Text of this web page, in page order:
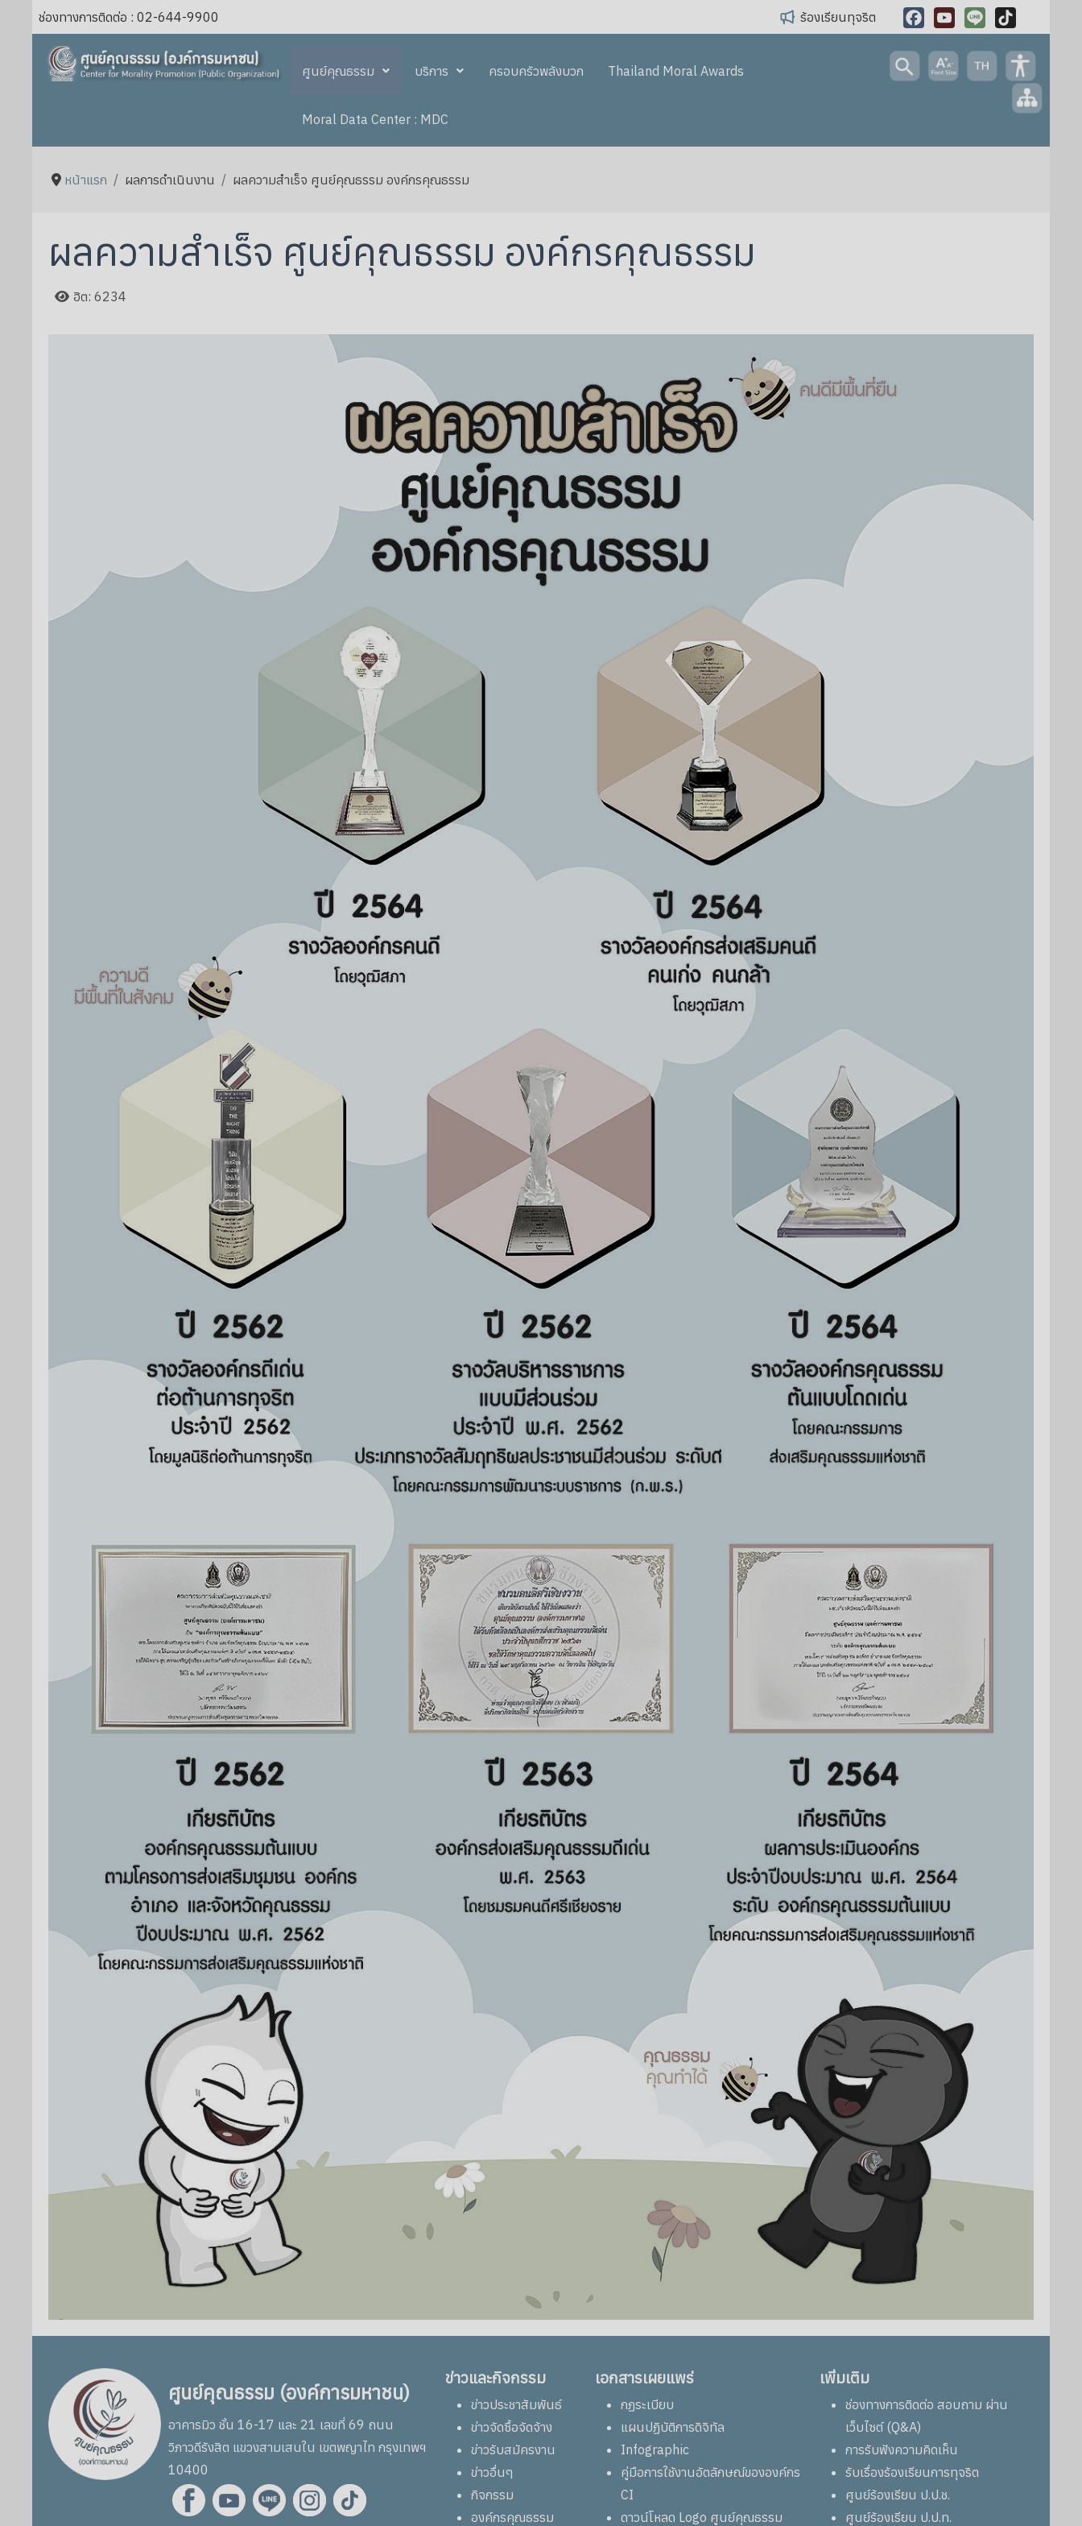
ช่องทางการติดต่อ : 02-644-9900
ร้องเรียนทุจริต
FacebookYouTube
Line TikTok
ศูนย์คุณธรรม
บริการ ครอบครัวพลังบวก Thailand Moral Awards
Moral Data Center : MDC
หน้าแรก ผลการดำเนินงาน ผลความสำเร็จ ศูนย์คุณธรรม องค์กรคุณธรรม
ผลความสำเร็จ ศูนย์คุณธรรม องค์กรคุณธรรม
ฮิต: 6234
ศูนย์คุณธรรม (องค์การมหาชน)
อาคารมิว ชั้น 16-17 และ 21 เลขที่ 69 ถนน
วิภาวดีรังสิต แขวงสามเสนใน เขตพญาไท กรุงเทพฯ
10400
ข่าวและกิจกรรม
ข่าวประชาสัมพันธ์
ข่าวจัดซื้อจัดจ้าง
ข่าวรับสมัครงาน
ข่าวอื่นๆ
กิจกรรม
องค์กรคุณธรรม
เอกสารเผยแพร่
กฏระเบียบ
แผนปฏิบัติการดิจิทัล
Infographic
คู่มือการใช้งานอัตลักษณ์ขององค์กร
CI
ดาวน์โหลด Logo ศูนย์คุณธรรม
เพิ่มเติม
ช่องทางการติดต่อ สอบถาม ผ่าน
เว็บไซต์ (Q&A)
การรับฟังความคิดเห็น
รับเรื่องร้องเรียนการทุจริต
ศูนย์ร้องเรียน ป.ป.ช.
ศูนย์ร้องเรียน ป.ป.ท.